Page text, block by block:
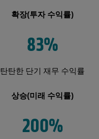
확장(투자 수익률)
83%
탄탄한 단기 재무 수익률
상승(미래 수익률)
200%